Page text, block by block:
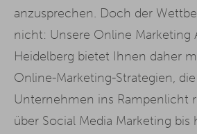
anzusprechen. Doch der
nicht: Unsere Online Marketing
Heidelberg bietet Ihnen daher
Online-Marketing-Strategien,
Unternehmen ins Rampenlicht
über Social Media Marketing bis